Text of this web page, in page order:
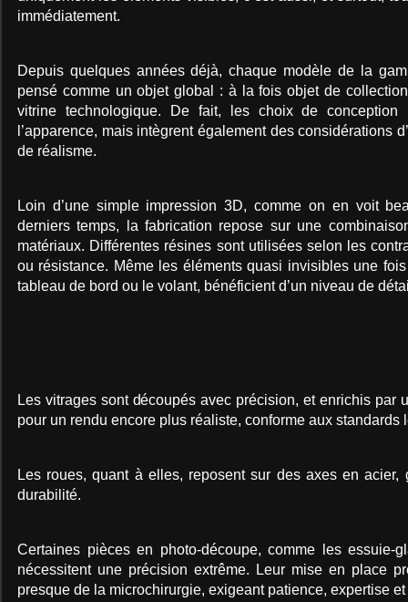
immédiatement.
Depuis quelques années déjà, chaque modèle de la
pensé comme un objet global : à la fois objet de
vitrine technologique. De fait, les choix de
l’apparence, mais intègrent également des considérations
de réalisme.
Loin d’une simple impression 3D, comme on en voit
derniers temps, la fabrication repose sur une
matériaux. Différentes résines sont utilisées selon les
ou résistance. Même les éléments quasi invisibles une
tableau de bord ou le volant, bénéficient d’un niveau de
Les vitrages sont découpés avec précision, et enrichis par
pour un rendu encore plus réaliste, conforme aux standards
Les roues, quant à elles, reposent sur des axes en acier,
durabilité.
Certaines pièces en photo-découpe, comme les essuie-
nécessitent une précision extrême. Leur mise en place
presque de la microchirurgie, exigeant patience, expertise et